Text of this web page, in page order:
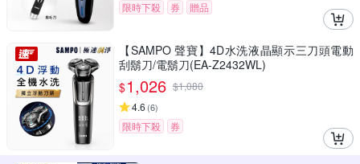
限時下殺 券 贈品
【SAMPO 聲寶】4D水洗液晶顯示三刀頭電動
刮鬍刀/電鬍刀(EA-Z2432WL)
$1,026 $1,080
4.6 (6)
限時下殺 券